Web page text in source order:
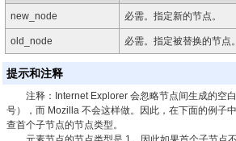
new_node 必需。指定新的节点。
old_node 必需。指定被替换的节点。
提示和注释
注释： Internet Explorer 会忽略节点间生成的空
号），而 Mozilla 不会这样做。因此，在下面的例子
查首个子节点的节点类型。